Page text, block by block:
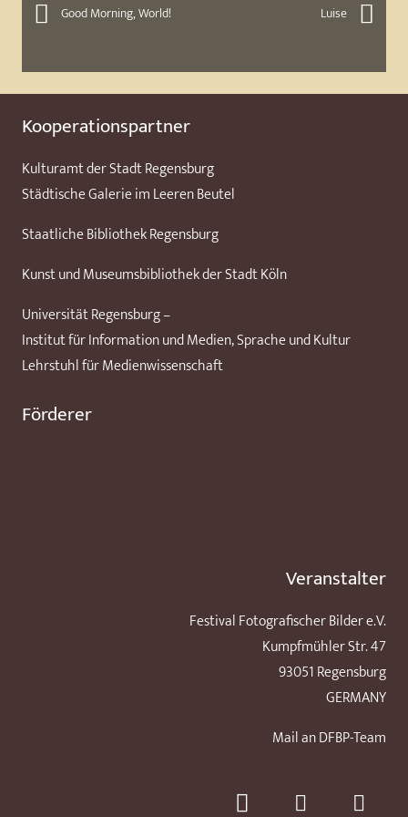
Good Morning, World! Luise
Kooperationspartner
Kulturamt der Stadt Regensburg
Städtische Galerie im Leeren Beutel
Staatliche Bibliothek Regensburg
Kunst und Museumsbibliothek der Stadt Köln
Universität Regensburg –
Institut für Information und Medien, Sprache und Kultur
Lehrstuhl für Medienwissenschaft
Förderer
Veranstalter
Festival Fotografischer Bilder e.V.
Kumpfmühler Str. 47
93051 Regensburg
GERMANY
Mail an DFBP-Team